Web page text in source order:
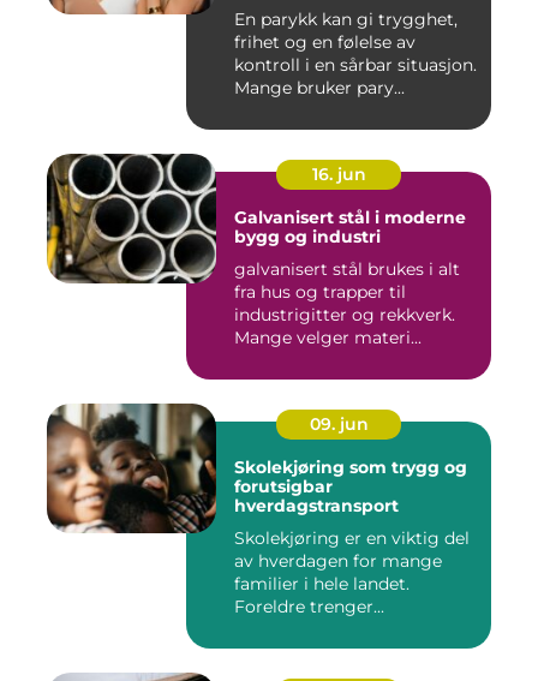
En parykk kan gi trygghet,
frihet og en følelse av
kontroll i en sårbar situasjon.
Mange bruker pary...
16. jun
Galvanisert stål i moderne
bygg og industri
galvanisert stål brukes i alt
fra hus og trapper til
industrigitter og rekkverk.
Mange velger materi...
09. jun
Skolekjøring som trygg og
forutsigbar
hverdagstransport
Skolekjøring er en viktig del
av hverdagen for mange
familier i hele landet.
Foreldre trenger...